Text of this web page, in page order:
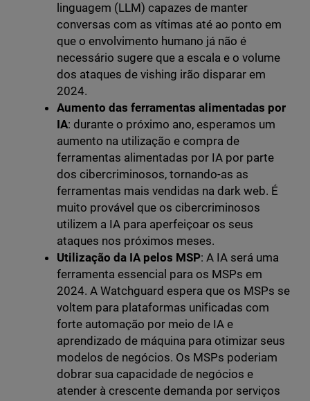
linguagem (LLM) capazes de manter
conversas com as vítimas até ao ponto em
que o envolvimento humano já não é
necessário sugere que a escala e o volume
dos ataques de vishing irão disparar em
2024.
Aumento das ferramentas alimentadas por
IA: durante o próximo ano, esperamos um
aumento na utilização e compra de
ferramentas alimentadas por IA por parte
dos cibercriminosos, tornando-as as
ferramentas mais vendidas na dark web. É
muito provável que os cibercriminosos
utilizem a IA para aperfeiçoar os seus
ataques nos próximos meses.
Utilização da IA pelos MSP: A IA será uma
ferramenta essencial para os MSPs em
2024. A Watchguard espera que os MSPs se
voltem para plataformas unificadas com
forte automação por meio de IA e
aprendizado de máquina para otimizar seus
modelos de negócios. Os MSPs poderiam
dobrar sua capacidade de negócios e
atender à crescente demanda por serviços